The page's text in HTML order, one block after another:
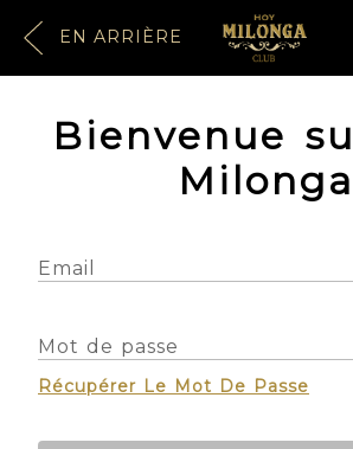
EN ARRIÈRE
Bienvenue
Milonga
Email
Mot de passe
Récupérer Le Mot De Passe